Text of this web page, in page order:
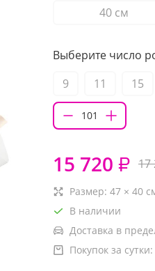
40 см
Выберите число
9
11 15
15 720 ₽ 17
Размер: 47 × 40
В наличии
Доставка в
Покупок за сутки: